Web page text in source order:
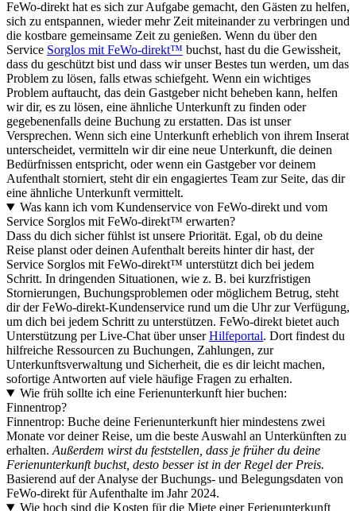
FeWo-direkt hat es sich zur Aufgabe gemacht, den Gästen zu helfen,
sich zu entspannen, wieder mehr Zeit miteinander zu verbringen und
die kostbare gemeinsame Zeit zu genießen. Wenn du über den
Service Sorglos mit FeWo-direkt™ buchst, hast du die Gewissheit,
dass du geschützt bist und dass wir unser Bestes tun werden, um das
Problem zu lösen, falls etwas schiefgeht. Wenn ein wichtiges
Problem auftaucht, das dein Gastgeber nicht beheben kann, helfen
wir dir, es zu lösen, eine ähnliche Unterkunft zu finden oder
gegebenenfalls deine Buchung zu erstatten. Das ist unser
Versprechen. Wenn sich eine Unterkunft erheblich von ihrem Inserat
unterscheidet, vermitteln wir dir eine neue Unterkunft, die deinen
Bedürfnissen entspricht, oder wenn ein Gastgeber vor deinem
Aufenthalt storniert, steht dir ein engagiertes Team zur Seite, das dir
eine ähnliche Unterkunft vermittelt.
Was kann ich vom Kundenservice von FeWo-direkt und vom
Service Sorglos mit FeWo-direkt™ erwarten?
Dass du dich sicher fühlst ist unsere Priorität. Egal, ob du deine
Reise planst oder deinen Aufenthalt bereits hinter dir hast, der
Service Sorglos mit FeWo-direkt™ unterstützt dich bei jedem
Schritt. In dringenden Situationen, wie z. B. bei kurzfristigen
Stornierungen, Buchungsproblemen oder möglichem Betrug, steht
dir der FeWo-direkt-Kundenservice rund um die Uhr zur Verfügung,
um dich bei jedem Schritt zu unterstützen. FeWo-direkt bietet auch
Unterstützung per Live-Chat über unserHilfeportal. Dort findest du
hilfreiche Ressourcen zu Buchungen, Zahlungen, zur
Unterkunftsverwaltung und Sicherheit, die es dir leicht machen,
sofortige Antworten auf viele häufige Fragen zu erhalten.
Wie früh sollte ich eine Ferienunterkunft hier buchen:
Finnentrop?
Finnentrop: Buche deine Ferienunterkunft hier mindestens zwei
Monate vor deiner Reise, um die beste Auswahl an Unterkünften zu
erhalten. Außerdem wirst du feststellen, dass je früher du deine
Ferienunterkunft buchst, desto besser ist in der Regel der Preis.
Basierend auf der Analyse der Buchungs- und Belegungsdaten von
FeWo-direkt für Aufenthalte im Jahr 2024.
Wie hoch sind die Kosten für die Miete einer Ferienunterkunft